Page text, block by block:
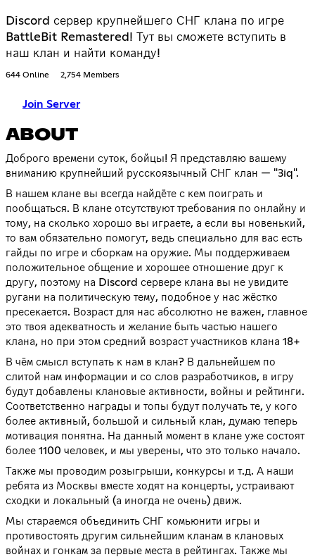
Discord сервер крупнейшего СНГ клана по игре
BattleBit Remastered! Тут вы сможете вступить в
наш клан и найти команду!
644 Online 2,754 Members
Join Server
ABOUT
Доброго времени суток, бойцы! Я представляю вашему
вниманию крупнейший русскоязычный СНГ клан — "3iq".
В нашем клане вы всегда найдёте с кем поиграть и
пообщаться. В клане отсутствуют требования по онлайну и
тому, на сколько хорошо вы играете, а если вы новенький,
то вам обязательно помогут, ведь специально для вас есть
гайды по игре и сборкам на оружие. Мы поддерживаем
положительное общение и хорошее отношение друг к
другу, поэтому на Discord сервере клана вы не увидите
ругани на политическую тему, подобное у нас жёстко
пресекается. Возраст для нас абсолютно не важен, главное
это твоя адекватность и желание быть частью нашего
клана, но при этом средний возраст участников клана 18+
В чём смысл вступать к нам в клан? В дальнейшем по
слитой нам информации и со слов разработчиков, в игру
будут добавлены клановые активности, войны и рейтинги.
Соответственно награды и топы будут получать те, у кого
более активный, большой и сильный клан, думаю теперь
мотивация понятна. На данный момент в клане уже состоят
более 1100 человек, и мы уверены, что это только начало.
Также мы проводим розыгрыши, конкурсы и т.д. А наши
ребята из Москвы вместе ходят на концерты, устраивают
сходки и локальный (а иногда не очень) движ.
Мы стараемся объединить СНГ комьюнити игры и
противостоять другим сильнейшим кланам в клановых
войнах и гонкам за первые места в рейтингах. Также мы